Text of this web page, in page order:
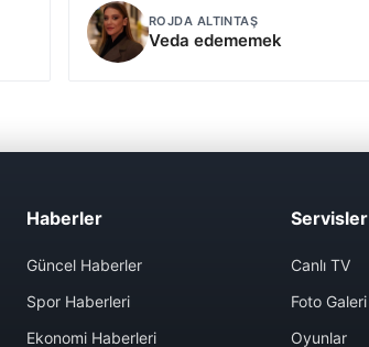
ROJDA ALTINTAŞ
Veda edememek
Haberler
Güncel Haberler
Spor Haberleri
Ekonomi Haberleri
Servisler
Canlı TV
Foto Galeri
Oyunlar